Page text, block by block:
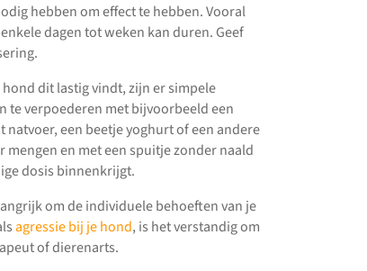
hebben om effect te hebben. Vooral
dagen tot weken kan duren. Geef
hond dit lastig vindt, zijn er simpele
te verpoederen met bijvoorbeeld een
een beetje yoghurt of een andere
en met een spuitje zonder naald
dosis binnenkrijgt.
om de individuele behoeften van je
agressie bij je hond, is het verstandig om
of dierenarts.